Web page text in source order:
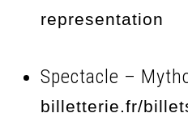
representation
Spectacle –
billetterie.fr/